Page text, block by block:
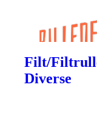
Filt/
Diverse